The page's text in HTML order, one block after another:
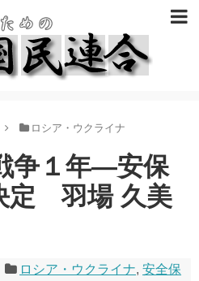
ロシア・ウクライナ
争１年―安保
定 羽場 久美
ロシア・ウクライナ,安全保